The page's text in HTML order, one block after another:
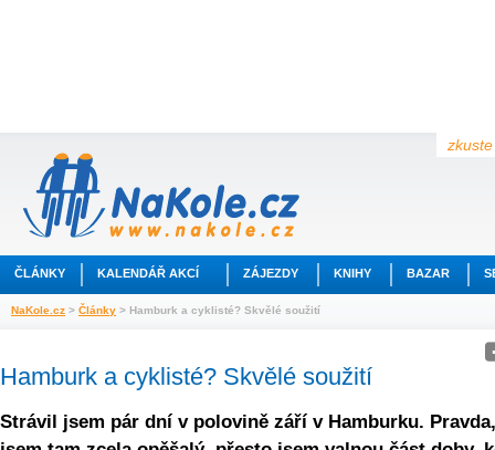
ČLÁNKY KALENDÁŘ AKCÍ ZÁJEZDY KNIHY BAZAR
NaKole.cz > Články > Hamburk a cyklisté? Skvělé soužití
Hamburk a cyklisté? Skvělé soužití
Strávil jsem pár dní v polovině září v Hamburku.